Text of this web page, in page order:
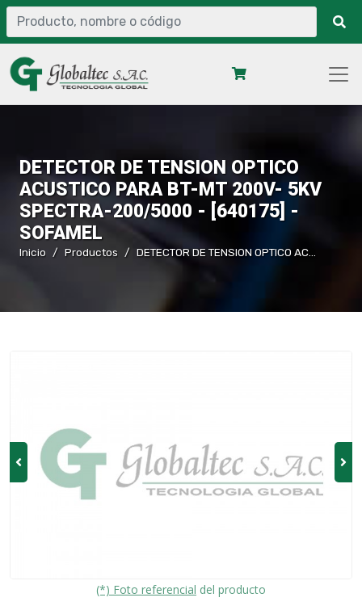
DETECTOR DE TENSION OPTICO
ACUSTICO PARA BT-MT 200V- 5KV
SPECTRA-200/5000 - [640175] -
SOFAMEL
Inicio Productos DETECTOR DE TENSION OPTICO ACUSTICO PARA BT-MT 200V- 5KV SPECTRA-200/5000 - [640175] - SOFAMEL
(*) Foto referencial del producto